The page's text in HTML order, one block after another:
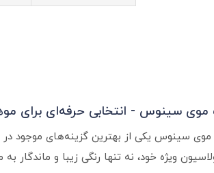
موی سینوس - انتخابی حرفه‌ای برای
سینوس یکی از بهترین گزینه‌های موجود
ویژه خود، نه تنها رنگی زیبا و